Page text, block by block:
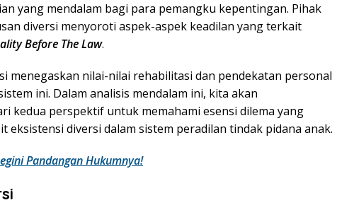
yang mendalam bagi para pemangku kepentingan. Pihak
diversi menyoroti aspek-aspek keadilan yang terkait
Before The Law.
menegaskan nilai-nilai rehabilitasi dan pendekatan personal
ini. Dalam analisis mendalam ini, kita akan
kedua perspektif untuk memahami esensi dilema yang
eksistensi diversi dalam sistem peradilan tindak pidana anak.
Pandangan Hukumnya!